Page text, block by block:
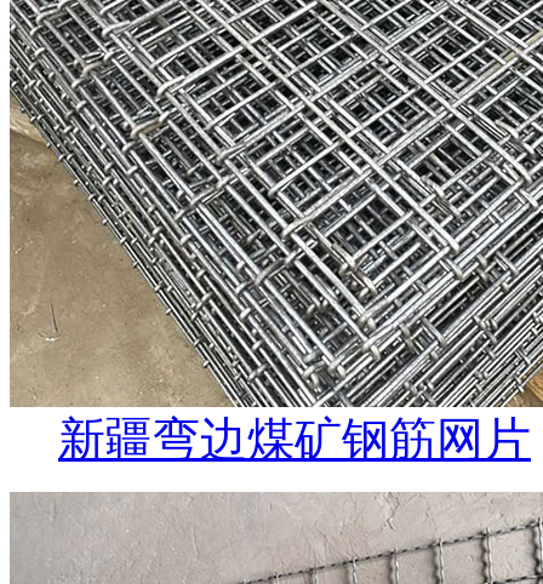
新疆弯边煤矿钢筋网片